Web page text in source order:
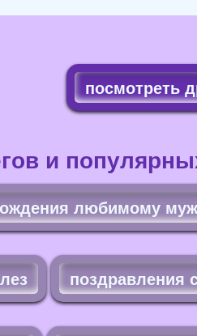
посмотреть
и
любимому
поздравления